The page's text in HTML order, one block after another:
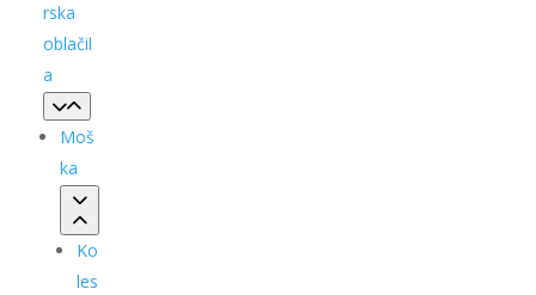
rska
oblačil
a
Moš
ka
Ko
les